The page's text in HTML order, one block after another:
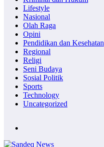
Lifestyle
Nasional
Olah Raga
Opini
Pendidikan dan Kesehatan
Regional
Religi
Seni Budaya
Sosial Politik
Sports
Technology
Uncategorized